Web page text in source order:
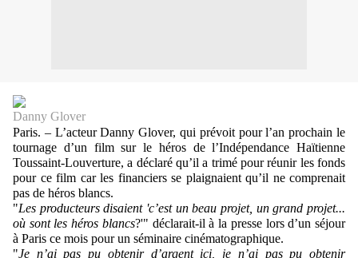
Danny Glover
Paris. – L’acteur Danny Glover, qui prévoit pour l’an prochain le
tournage d’un film sur le héros de l’Indépendance Haïtienne
Toussaint-Louverture, a déclaré qu’il a trimé pour réunir les fonds
pour ce film car les financiers se plaignaient qu’il ne comprenait
pas de héros blancs.
"Les producteurs disaient 'c’est un beau projet, un grand projet...
où sont les héros blancs?'" déclarait-il à la presse lors d’un séjour
à Paris ce mois pour un séminaire cinématographique.
"Je n’ai pas pu obtenir d’argent ici, je n’ai pas pu obtenir